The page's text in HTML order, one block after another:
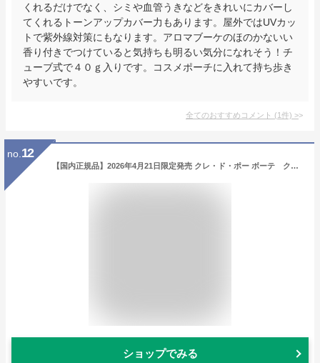
くれるだけでなく、シミや血管うきなどをきれいにカバーし
てくれるトーンアップカバー力もあります。屋外ではUVカッ
トで紫外線対策にもなります。アロマブーケのほのかないい
香り付きでつけていると気持ちも明るい気分になれそう！チ
ューブ式で４０ｇ入りです。コスメポーチに入れて持ち歩き
やすいです。
全てのおすすめコメント (1件) >
no. 12
【国内正規品】2026年4月21日限定発売 クレ・ド・ポー ボーテ クレームプールレマン 2026 LIMITED COLLECTION ハンドクリーム SPF18・PA++
ショップでみる